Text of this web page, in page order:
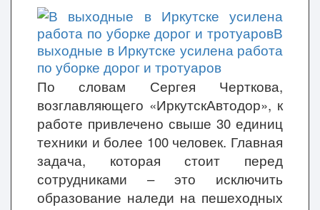
По словам Сергея Черткова,
возглавляющего «ИркутскАвтодор», к
работе привлечено свыше 30 единиц
техники и более 100 человек. Главная
задача, которая стоит перед
сотрудниками – это исключить
образование наледи на пешеходных